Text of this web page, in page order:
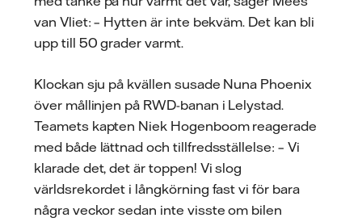
van Vliet: – Hytten är inte bekväm. Det kan bli
upp till 50 grader varmt.
Klockan sju på kvällen susade Nuna Phoenix
över mållinjen på RWD-banan i Lelystad.
Teamets kapten Niek Hogenboom reagerade
med både lättnad och tillfredsställelse: – Vi
klarade det, det är toppen! Vi slog
världsrekordet i långkörning fast vi för bara
några veckor sedan inte visste om bilen